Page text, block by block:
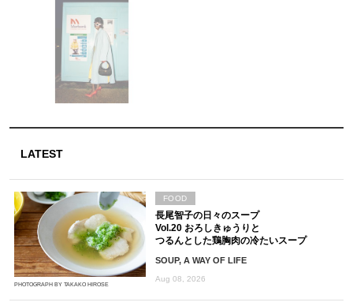
LATEST
PHOTOGRAPH BY TAKAKO HIROSE
長尾智子の日々のスープ
Vol.20 おろしきゅうりと
つるんとした鶏胸肉の冷たいスープ
SOUP, A WAY OF LIFE
Aug 08, 2026
FOOD